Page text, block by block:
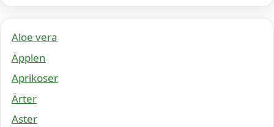
Aloe vera
Äpplen
Aprikoser
Ärter
Aster